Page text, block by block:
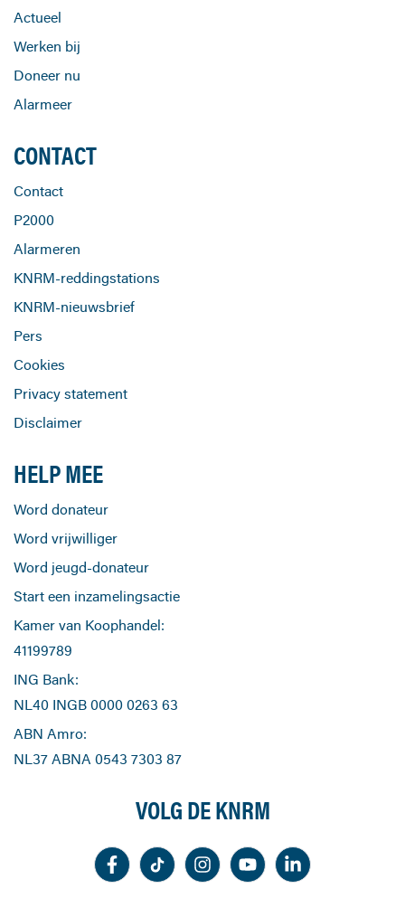
Actueel
Werken bij
Doneer nu
Alarmeer
CONTACT
Contact
P2000
Alarmeren
KNRM-reddingstations
KNRM-nieuwsbrief
Pers
Cookies
Privacy statement
Disclaimer
HELP MEE
Word donateur
Word vrijwilliger
Word jeugd-donateur
Start een inzamelingsactie
Kamer van Koophandel:
41199789
ING Bank:
NL40 INGB 0000 0263 63
ABN Amro:
NL37 ABNA 0543 7303 87
VOLG DE KNRM